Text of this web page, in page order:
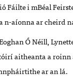
Fáilte i mBéal
n-aíonna ar cheird
Ó Néill,
aitheanta a roinn
ar an lá.